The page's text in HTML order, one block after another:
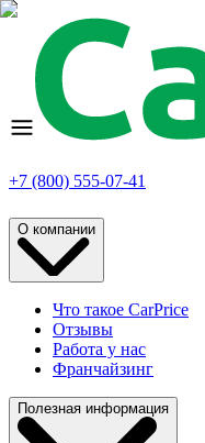
+7 (800) 555-07-41
О компании
Что такое CarPrice
Отзывы
Работа у нас
Франчайзинг
Полезная информация